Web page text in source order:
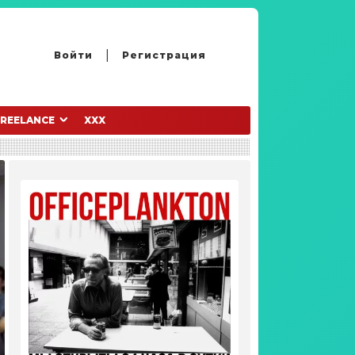
Войти Регистрация
XXX